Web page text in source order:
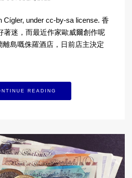
Cígler, under cc-by-sa license. 香
著迷，而最近作家歐威爾創作呢
島嘅侏羅酒店，日前店主決定
READING